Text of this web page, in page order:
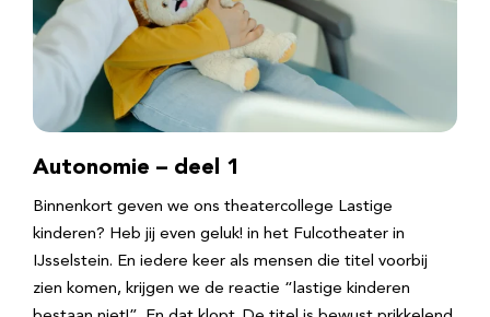
Autonomie – deel 1
Binnenkort geven we ons theatercollege Lastige
kinderen? Heb jij even geluk! in het Fulcotheater in
IJsselstein. En iedere keer als mensen die titel voorbij
zien komen, krijgen we de reactie “lastige kinderen